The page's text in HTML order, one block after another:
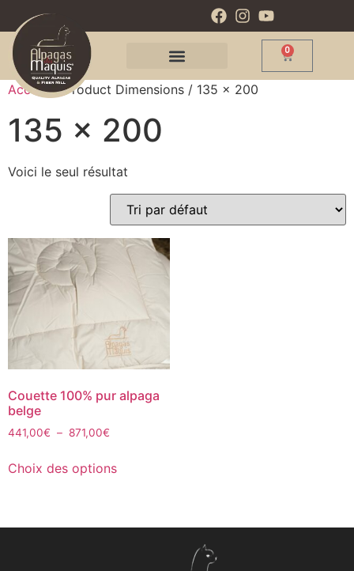
0
Accueil/ Product Dimensions / 135 x 200
135 x 200
Voici le seul résultat
Couette 100% pur alpaga
belge
441,00€ – 871,00€
Choix des options